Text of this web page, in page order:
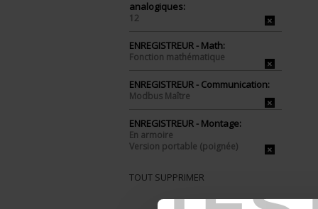
analogiques:
12
ENREGISTREUR - Math:
Fonction mathématique
ENREGISTREUR - Communication:
Modbus Maître
ENREGISTREUR - Montage:
En armoire
Version portable (poignée)
TOUT SUPPRIMER